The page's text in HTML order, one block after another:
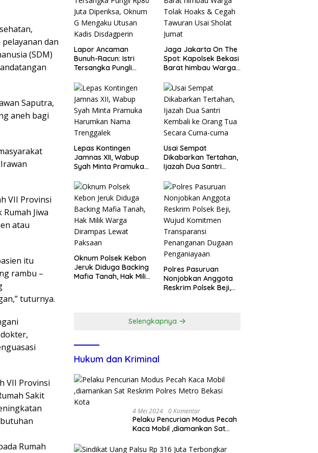
dan
(SDM)
Saputra,
aneh bagi
VII Provinsi
Jiwa
atau
itu
rambu –
tuturnya.
VII Provinsi
Sakit
Rumah
Lapor Ancaman
Bunuh-Racun: Istri
Tersangka Pungli
Oknum G Mengaku
Utusan Kadis
Disdagperin
Jaga Jakarta On The
Spot: Kapolsek Bekasi
Barat himbau Warga
Tawuran Usai Sholat
Jumat
Lepas Kontingen
Jamnas XII, Wabup
Syah Minta Pramuka
Trenggalek
Usai Sempat
Dikabarkan Tertahan,
Ijazah Dua Santri
Secara Cuma-cuma
Oknum Polsek Kebon
Jeruk Diduga Backing
Mafia Tanah, Hak Milik
Polres Pasuruan
Nonjobkan Anggota
Reskrim Polsek Beji,
Penganiayaan
Selengkapnya
Hukum dan Kriminal
4 Mei 2024 0 Komentar
Pelaku Pencurian Modus Pecah
Kaca Mobil ,diamankan Sat
Kota